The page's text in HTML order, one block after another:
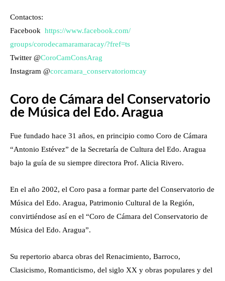
Contactos:
Facebook https://www.facebook.com/
groups/corodecamaramaracay/?fref=ts
Twitter @CoroCamConsArag
Instagram @corcamara_ conservatoriomcay
Coro de Cámara del Conservatorio
de Música del Edo. Aragua
Fue fundado hace 31 años, en principio como Coro de Cámara
“Antonio Estévez” de la Secretaría de Cultura del Edo. Aragua
bajo la guía de su siempre directora Prof. Alicia Rivero.
En el año 2002, el Coro pasa a formar parte del Conservatorio de
Música del Edo. Aragua, Patrimonio Cultural de la Región,
convirtiéndose así en el “Coro de Cámara del Conservatorio de
Música del Edo. Aragua”.
Su repertorio abarca obras del Renacimiento, Barroco,
Clasicismo, Romanticismo, del siglo XX y obras populares y del